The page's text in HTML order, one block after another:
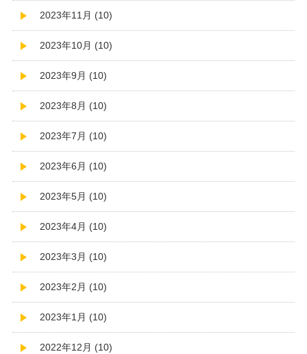
2023年11月 (10)
2023年10月 (10)
2023年9月 (10)
2023年8月 (10)
2023年7月 (10)
2023年6月 (10)
2023年5月 (10)
2023年4月 (10)
2023年3月 (10)
2023年2月 (10)
2023年1月 (10)
2022年12月 (10)